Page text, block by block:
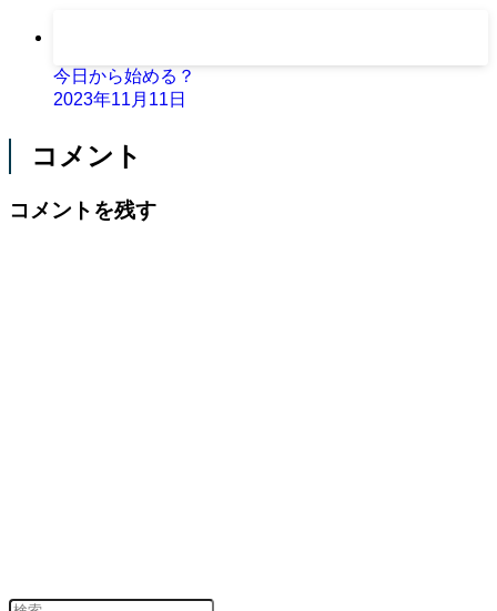
今日から始める？
2023年11月11日
コメント
コメントを残す